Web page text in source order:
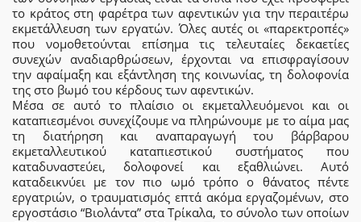
το κράτος στη φαρέτρα των αφεντικών για την περαιτέρω
εκμετάλλευση των εργατών. Όλες αυτές οι «παρεκτροπές»
που νομοθετούνται επίσημα τις τελευταίες δεκαετίες
συνεχών αναδιαρθρώσεων, έρχονται να επισφραγίσουν
την αφαίμαξη και εξάντληση της κοινωνίας, τη δολοφονία
της στο βωμό του κέρδους των αφεντικών.
Μέσα σε αυτό το πλαίσιο οι εκμεταλλευόμενοι και οι
καταπιεσμένοι συνεχίζουμε να πληρώνουμε με το αίμα μας
τη διατήρηση και αναπαραγωγή του βάρβαρου
εκμεταλλευτικού καταπιεστικού συστήματος που
καταδυναστεύει, δολοφονεί και εξαθλιώνει. Αυτό
καταδεικνύει με τον πιο ωμό τρόπο ο θάνατος πέντε
εργατριών, ο τραυματισμός επτά ακόμα εργαζομένων, στο
εργοστάσιο “Βιολάντα” στα Τρίκαλα, το σύνολο των οποίων